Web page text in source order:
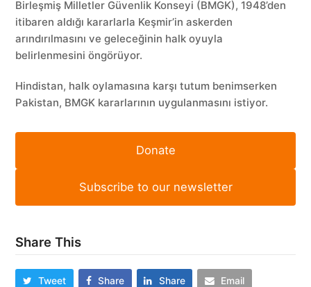
Birleşmiş Milletler Güvenlik Konseyi (BMGK), 1948’den
itibaren aldığı kararlarla Keşmir’in askerden
arındırılmasını ve geleceğinin halk oyuyla
belirlenmesini öngörüyor.
Hindistan, halk oylamasına karşı tutum benimserken
Pakistan, BMGK kararlarının uygulanmasını istiyor.
Donate
Subscribe to our newsletter
Share This
Tweet Share Share Email